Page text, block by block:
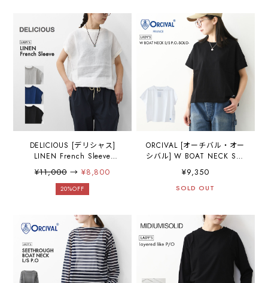
地・シンプル・リネン・
LADY'S [2026SS]
ワイドコクーンシアーベス
ト・コクーンシルエット・
ワイドシルエット・ゆった
りシルエット・コクーンベ
スト・LADY'S[2026SS]
DELICIOUS [デリシャス]
LINEN French Sleeve
[DS53501] リネンフレンチ
スリーブ・麻・半袖・ゆっ
たりシルエット・LADY'S
¥11,000→ ¥8,800
20%OFF
ORCIVAL [オーチバル・オー
シバル] W BOAT NECK S/S
P.O.-SOLID- [OR-C0335BFJ-
S] ボートネックS/S P.O・
無地・カットソー・Tシャ
¥9,350
SOLD OUT